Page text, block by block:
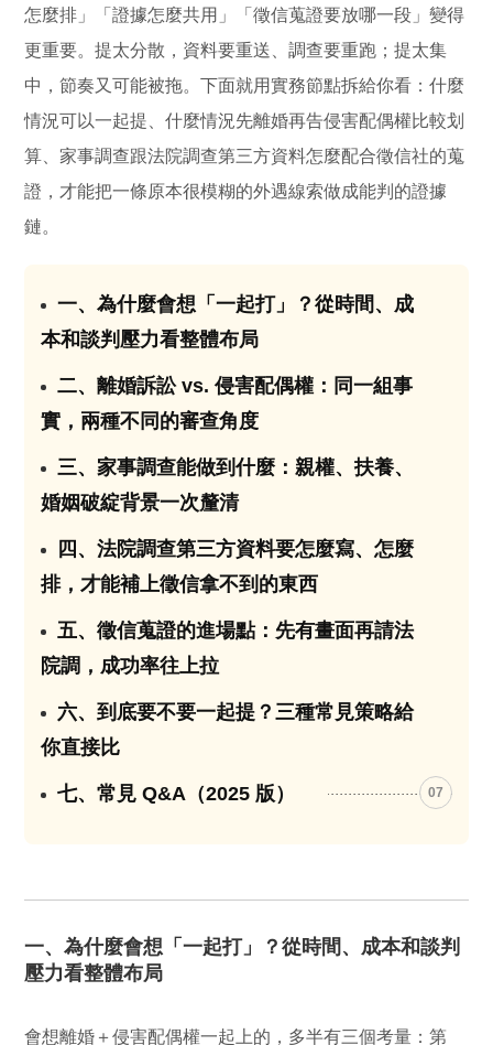
怎麼排」「證據怎麼共用」「徵信蒐證要放哪一段」變得
更重要。提太分散，資料要重送、調查要重跑；提太集
中，節奏又可能被拖。下面就用實務節點拆給你看：什麼
情況可以一起提、什麼情況先離婚再告侵害配偶權比較划
算、家事調查跟法院調查第三方資料怎麼配合徵信社的蒐
證，才能把一條原本很模糊的外遇線索做成能判的證據
鏈。
一、為什麼會想「一起打」？從時間、成
本和談判壓力看整體布局
二、離婚訴訟 vs. 侵害配偶權：同一組事
實，兩種不同的審查角度
三、家事調查能做到什麼：親權、扶養、
婚姻破綻背景一次釐清
四、法院調查第三方資料要怎麼寫、怎麼
排，才能補上徵信拿不到的東西
五、徵信蒐證的進場點：先有畫面再請法
院調，成功率往上拉
六、到底要不要一起提？三種常見策略給
你直接比
七、常見 Q&A（2025 版） 07
一、為什麼會想「一起打」？從時間、成本和談判
壓力看整體布局
會想離婚＋侵害配偶權一起上的，多半有三個考量：第